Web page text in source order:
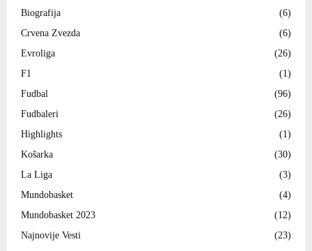
Biografija
(6)
Crvena Zvezda
(6)
Evroliga
(26)
F1
(1)
Fudbal
(96)
Fudbaleri
(26)
Highlights
(1)
Košarka
(30)
La Liga
(3)
Mundobasket
(4)
Mundobasket 2023
(12)
Najnovije Vesti
(23)